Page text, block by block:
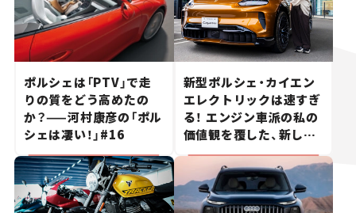
ポルシェは「PTV」で走
りの質をどう高めたの
か？——河村康彦の「ポル
シェは凄い！」#16
新型ポルシェ・カイエン
エレクトリックは速すぎ
る！ エンジン車派の私の
価値観を覆した、新しい
ポルシェの走り。